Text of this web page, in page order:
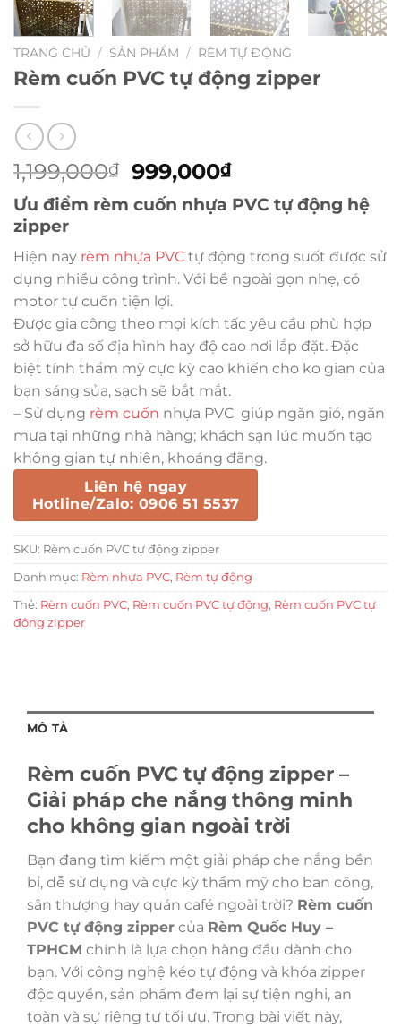
TRANG CHỦ / SẢN PHẨM / RÈM TỰ ĐỘNG
Rèm cuốn PVC tự động zipper
1,199,000₫
Giá
gốc
là:
999,000₫Giá
hiện
tại
999,000₫.
Ưu điểm rèm cuốn nhựa PVC tự động hệ
zipper
Hiện nay rèm nhựa PVC tự động trong suốt được sử
dụng nhiều công trình. Với bề ngoài gọn nhẹ, có
motor tự cuốn tiện lợi.
Được gia công theo mọi kích tấc yêu cầu phù hợp
sở hữu đa số địa hình hay độ cao nơi lắp đặt. Đặc
biệt tính thẩm mỹ cực kỳ cao khiến cho ko gian của
bạn sáng sủa, sạch sẽ bắt mắt.
– Sử dụng rèm cuốn nhựa PVC giúp ngăn gió, ngăn
mưa tại những nhà hàng; khách sạn lúc muốn tạo
không gian tự nhiên, khoáng đãng.
Liên hệ ngay
Hotline/Zalo: 0906 51 5537
SKU: Rèm cuốn PVC tự động zipper
Danh mục: Rèm nhựa PVC, Rèm tự động
Thẻ: Rèm cuốn PVC, Rèm cuốn PVC tự động, Rèm cuốn PVC tự
động zipper
MÔ TẢ
Rèm cuốn PVC tự động zipper –
Giải pháp che nắng thông minh
cho không gian ngoài trời
Bạn đang tìm kiếm một giải pháp che nắng bền
bỉ, dễ sử dụng và cực kỳ thẩm mỹ cho ban công,
sân thượng hay quán café ngoài trời? Rèm cuốn
PVC tự động zipper của Rèm Quốc Huy –
TPHCM chính là lựa chọn hàng đầu dành cho
bạn. Với công nghệ kéo tự động và khóa zipper
độc quyền, sản phẩm đem lại sự tiện nghi, an
toàn và sự riêng tư tối ưu. Trong bài viết này,